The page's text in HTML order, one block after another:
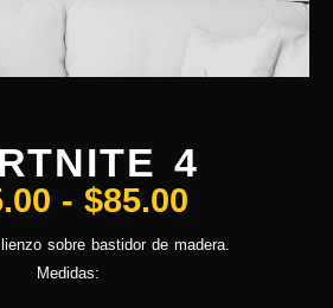
4
- $85.00
sobre bastidor de madera.
Medidas: